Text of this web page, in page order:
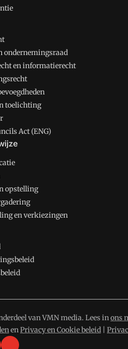
ondernemingsraad
en informatierecht
toelichting
Act (ENG)
opstelling
en verkiezingen
van VMN media. Lees inons
enPrivacy en Cookie beleid